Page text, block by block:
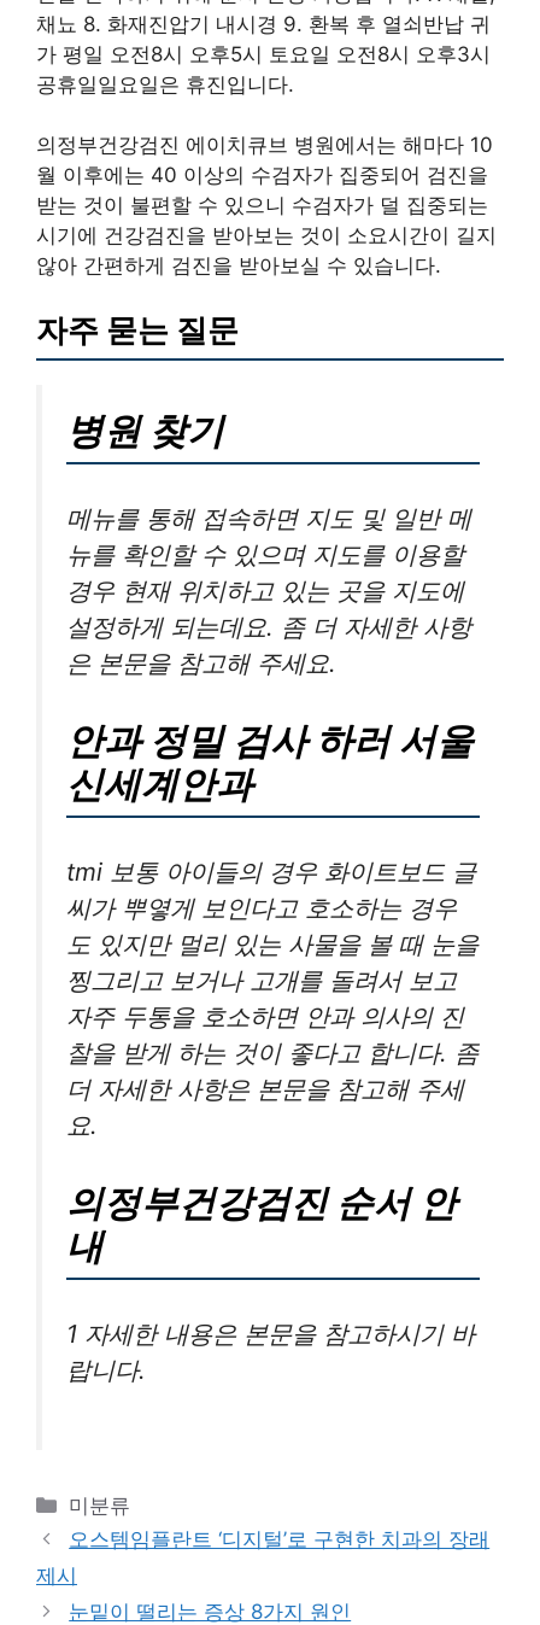
채뇨 8. 화재진압기 내시경 9. 환복 후 열쇠반납 귀
가 평일 오전8시 오후5시 토요일 오전8시 오후3시
공휴일일요일은 휴진입니다.
의정부건강검진 에이치큐브 병원에서는 해마다 10
월 이후에는 40 이상의 수검자가 집중되어 검진을
받는 것이 불편할 수 있으니 수검자가 덜 집중되는
시기에 건강검진을 받아보는 것이 소요시간이 길지
않아 간편하게 검진을 받아보실 수 있습니다.
자주 묻는 질문
병원 찾기
메뉴를 통해 접속하면 지도 및 일반 메
뉴를 확인할 수 있으며 지도를 이용할
경우 현재 위치하고 있는 곳을 지도에
설정하게 되는데요. 좀 더 자세한 사항
은 본문을 참고해 주세요.
안과 정밀 검사 하러 서울
신세계안과
tmi 보통 아이들의 경우 화이트보드 글
씨가 뿌옇게 보인다고 호소하는 경우
도 있지만 멀리 있는 사물을 볼 때 눈을
찡그리고 보거나 고개를 돌려서 보고
자주 두통을 호소하면 안과 의사의 진
찰을 받게 하는 것이 좋다고 합니다. 좀
더 자세한 사항은 본문을 참고해 주세
요.
의정부건강검진 순서 안
내
1 자세한 내용은 본문을 참고하시기 바
랍니다.
카
테
고
미분류
오스템임플란트 ‘디지털’로 구현한 치과의 장래
제시
눈밑이 떨리는 증상 8가지 원인